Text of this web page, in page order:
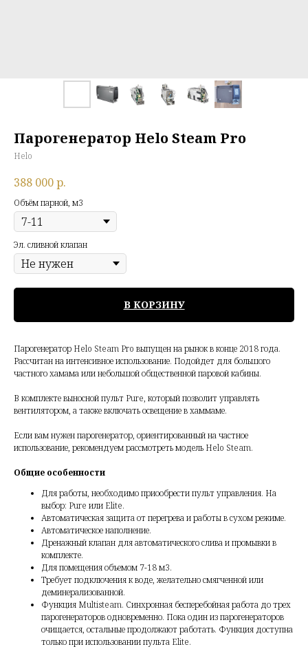
Парогенератор Helo Steam Pro
Helo
388 000р.
Объём парной, м3
Эл. сливной клапан
В КОРЗИНУ
Парогенератор Helo Steam Pro выпущен на рынок в конце 2018 года.
Рассчитан на интенсивное использование. Подойдет для большого
частного хамама или небольшой общественной паровой кабины.
В комплекте выносной пульт Pure, который позволит управлять
вентилятором, а также включать освещение в хаммаме.
Если вам нужен парогенератор, ориентированный на частное
использование, рекомендуем рассмотреть модель Helo Steam.
Общие особенности
Для работы, необходимо приообрести пульт управления. На
выбор: Pure или Elite.
Автоматическая защита от перегрева и работы в сухом режиме.
Автоматическое наполнение.
Дренажный клапан для автоматического слива и промывки в
комплекте.
Для помещения объемом 7-18 м3.
Требует подключения к воде, желательно смягченной или
деминерализованной.
Функция Multisteam. Синхронная бесперебойная работа до трех
парогенераторов одновременно. Пока один из парогенераторов
очищается, остальные продолжают работать. Функция доступна
только при использовании пульта Elite.